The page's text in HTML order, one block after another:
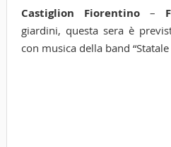
Castiglion Fiorentino–
giardini, questa sera è
con musica della band “Statale